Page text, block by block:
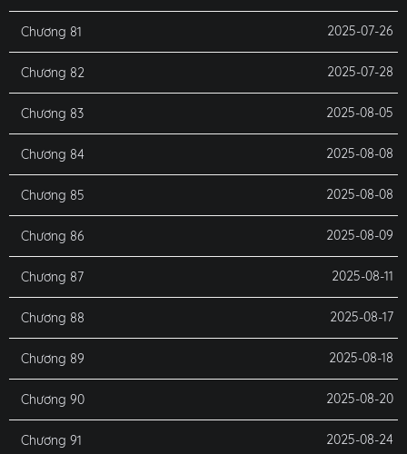
Chương 81 2025-07-26
Chương 82 2025-07-28
Chương 83 2025-08-05
Chương 84 2025-08-08
Chương 85 2025-08-08
Chương 86 2025-08-09
Chương 87 2025-08-11
Chương 88 2025-08-17
Chương 89 2025-08-18
Chương 90 2025-08-20
Chương 91 2025-08-24